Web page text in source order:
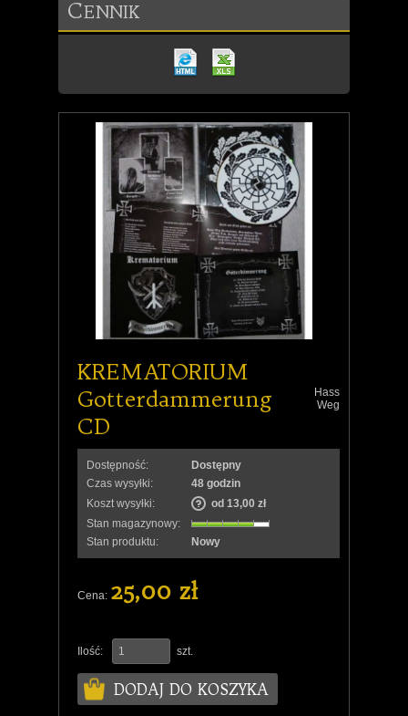
CENNIK
KREMATORIUM
Gotterdammerung
CD
Hass
Weg
Dostępność:
Dostępny
Czas wysyłki:
48 godzin
Koszt wysyłki:
od 13,00 zł
Stan magazynowy:
Stan produktu:
Nowy
Cena: 25,00 zł
Ilość: szt.
DODAJ DO KOSZYKA